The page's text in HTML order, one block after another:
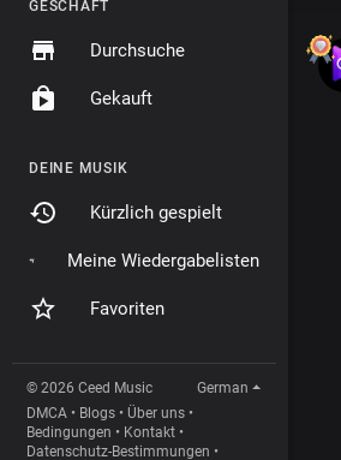
GESCHÄFT
Durchsuche
Gekauft
DEINE MUSIK
Kürzlich gespielt
Meine Wiedergabelisten
Favoriten
© 2026 Ceed Music
German
DMCA • Blogs • Über uns •
Bedingungen • Kontakt •
Datenschutz-Bestimmungen •